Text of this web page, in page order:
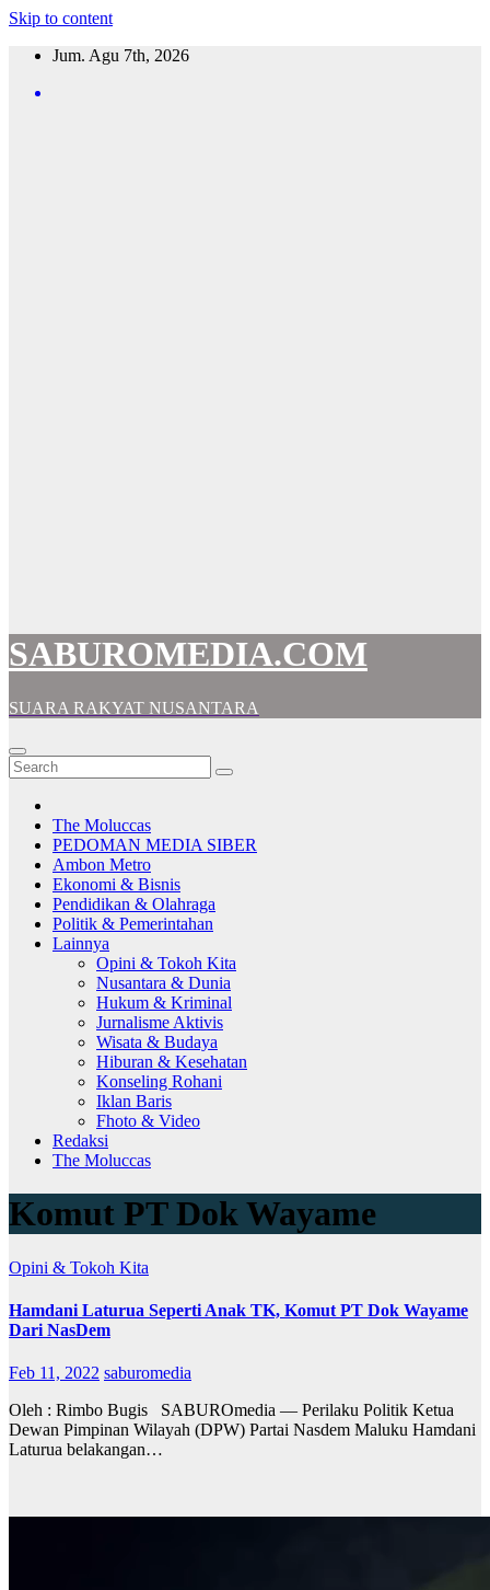
Skip to content
Jum. Agu 7th, 2026
SABUROMEDIA.COM
SUARA RAKYAT NUSANTARA
The Moluccas
PEDOMAN MEDIA SIBER
Ambon Metro
Ekonomi & Bisnis
Pendidikan & Olahraga
Politik & Pemerintahan
Lainnya
Opini & Tokoh Kita
Nusantara & Dunia
Hukum & Kriminal
Jurnalisme Aktivis
Wisata & Budaya
Hiburan & Kesehatan
Konseling Rohani
Iklan Baris
Fhoto & Video
Redaksi
The Moluccas
Komut PT Dok Wayame
Opini & Tokoh Kita
Hamdani Laturua Seperti Anak TK, Komut PT Dok Wayame
Dari NasDem
Feb 11, 2022 saburomedia
Oleh : Rimbo Bugis SABUROmedia — Perilaku Politik Ketua
Dewan Pimpinan Wilayah (DPW) Partai Nasdem Maluku Hamdani
Laturua belakangan…